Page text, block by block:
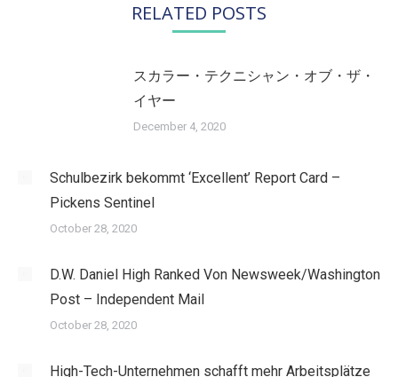
RELATED POSTS
スカラー・テクニシャン・オブ・ザ・
イヤー
December 4, 2020
Schulbezirk bekommt ‘Excellent’ Report Card –
Pickens Sentinel
October 28, 2020
D.W. Daniel High Ranked Von Newsweek/Washington
Post – Independent Mail
October 28, 2020
High-Tech-Unternehmen schafft mehr Arbeitsplätze